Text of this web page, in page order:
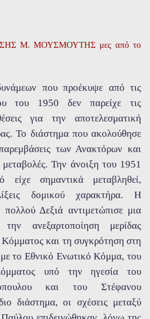
Μ. ΜΟΥΣΜΟΥΤΗΣ μες από το
που προέκυψε από τις
του 1950 δεν παρείχε τις
για την αποτελεσματική
Το διάστημα που ακολούθησε
των Ανακτόρων και
μεταβολές. Την άνοιξη του 1951
είχε σημαντικά μεταβληθεί,
δομικού χαρακτήρα. Η
Δεξιά αντιμετώπισε μια
ανεξαρτοποίηση μερίδας
και τη συγκρότηση στη
με το Εθνικό Ενωτικό Κόμμα, του
υπό την ηγεσία του
και του Στέφανου
διάστημα, οι σχέσεις μεταξύ